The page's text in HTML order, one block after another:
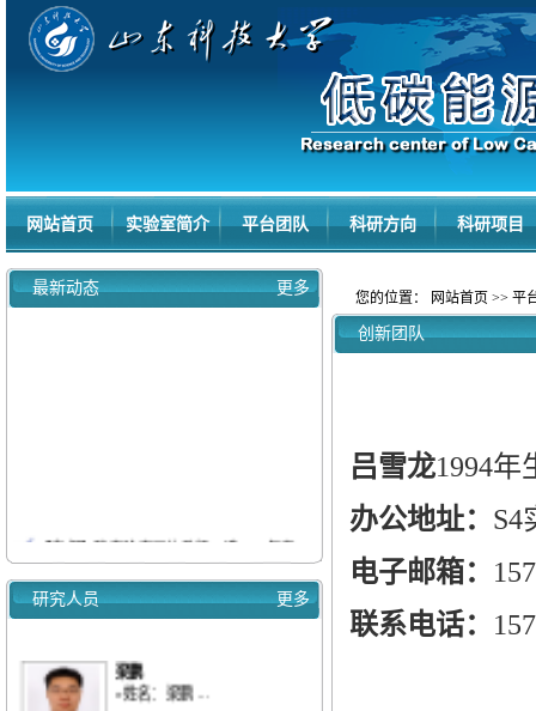
网站首页 实验室简介 平台团队 科研方向 科研项目
最新动态 更多
【喜报】我实验室两位教师入选2025年度...
重点实验室学术报告会通知（2025.9.16）
我实验室梁鹏&刘庆等连续发表三篇低浓
度...
筛...
我室梁鹏&刘庆等综述多孔碳材料对气态
研究人员 更多
梁鹏
»姓名：梁鹏 ...
您的位置： 网站首页 >> 平
创新团队
吕雪龙1994年
办公地址： S4
电子邮箱：
联系电话：